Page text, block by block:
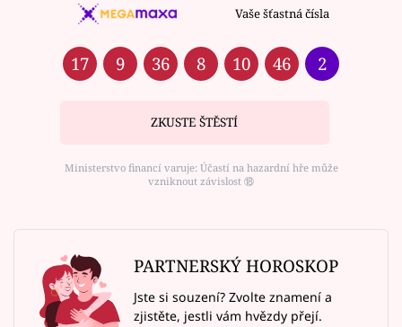
Vaše šťastná čísla
17 9 36 8 10 46 2
ZKUSTE ŠTĚSTÍ
Ministerstvo financí varuje: Účastí na hazardní hře může
vzniknout závislost ⑱
PARTNERSKÝ HOROSKOP
Jste si souzení? Zvolte znamení a
zjistěte, jestli vám hvězdy přejí.